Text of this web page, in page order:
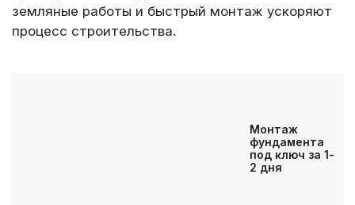
земляные работы и быстрый монтаж ускоряют
процесс строительства.​
Монтаж
фундамента
под ключ за 1-
2 дня